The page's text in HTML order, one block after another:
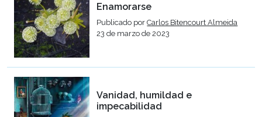
Enamorarse
Publicado porCarlos Bitencourt Almeida
23 de marzo de 2023
Vanidad, humildad e
impecabilidad